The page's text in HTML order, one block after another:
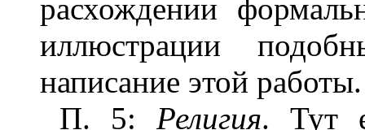
расхождении
иллюстрации
написание этой работы.
П. 5: Религия. Тут